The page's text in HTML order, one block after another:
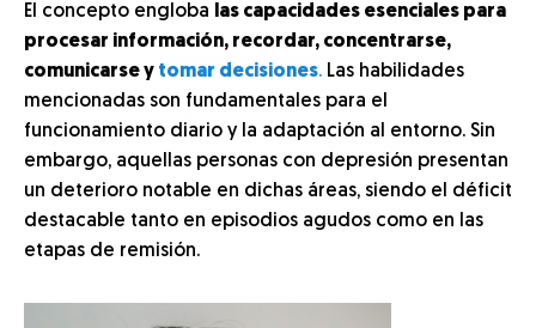
El concepto engloba
las capacidades esenciales para
procesar información, recordar, concentrarse,
comunicarse y tomar decisiones. Las habilidades
mencionadas son fundamentales para el
funcionamiento diario y la adaptación al entorno. Sin
embargo, aquellas personas con depresión presentan
un deterioro notable en dichas áreas, siendo el déficit
destacable tanto en episodios agudos como en las
etapas de remisión.